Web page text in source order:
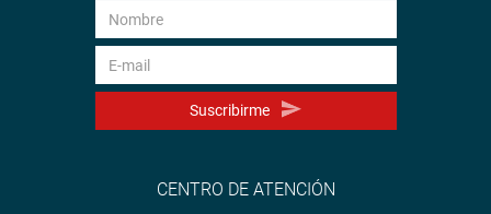
Suscribirme
CENTRO DE ATENCIÓN